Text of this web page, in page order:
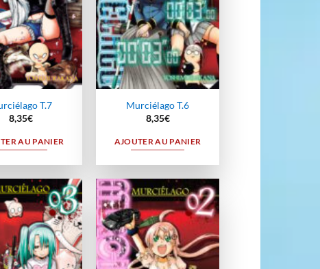
T.7
8,35€
AU PANIER
Murciélago T.6
8,35€
AJOUTER AU PANIER
Ajouter
à la
wishlist
Ajouter
wishlist